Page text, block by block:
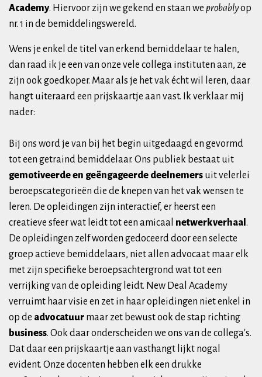
Academy. Hiervoor zijn we gekend en staan we probablyop
nr. 1 in de bemiddelingswereld.
Wens je enkel de titel van erkend bemiddelaar te halen,
dan raad ik je een van onze vele collega instituten aan, ze
zijn ook goedkoper. Maar als je het vak écht wil leren, daar
hangt uiteraard een prijskaartje aan vast. Ik verklaar mij
nader:
Bij ons word je van bij het begin uitgedaagd en gevormd
tot een getraind bemiddelaar. Ons publiek bestaat uit
gemotiveerde en geëngageerde deelnemers uit velerlei
beroepscategorieën die de knepen van het vak wensen te
leren. De opleidingen zijn interactief, er heerst een
creatieve sfeer wat leidt tot een amicaal netwerkverhaal .
De opleidingen zelf worden gedoceerd door een selecte
groep actieve bemiddelaars, niet allen advocaat maar elk
met zijn specifieke beroepsachtergrond wat tot een
verrijking van de opleiding leidt. New Deal Academy
verruimt haar visie en zet in haar opleidingen niet enkel in
op de advocatuur maar zet bewust ook de stap richting
business. Ook daar onderscheiden we ons van de collega's.
Dat daar een prijskaartje aan vasthangt lijkt nogal
evident. Onze docenten hebben elk een drukke